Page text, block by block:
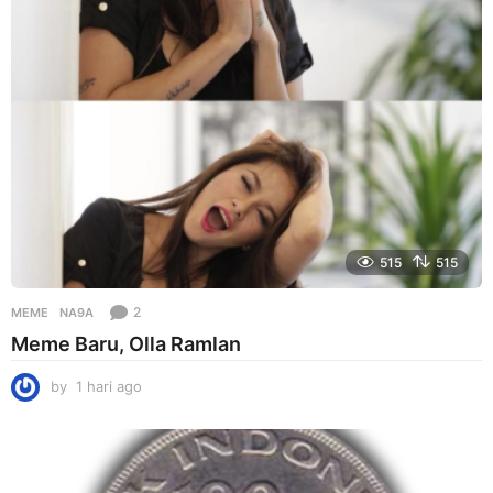
515 515
MEME NA9A 2
Meme Baru, Olla Ramlan
by 1 hari ago
a
r
i